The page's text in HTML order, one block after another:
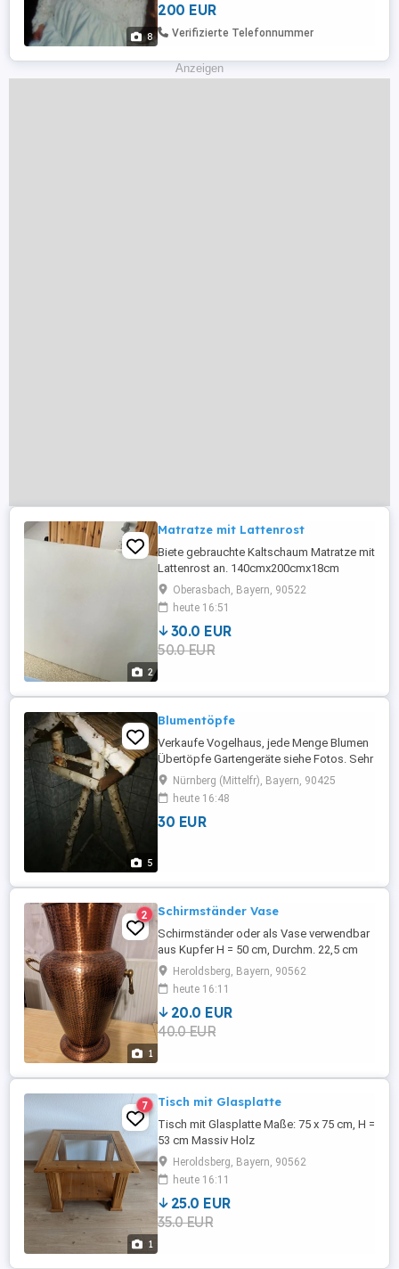
8
zu einem Verkaufsabschluss kommen so
ist natürlich eine Garantie, ...
200 EUR
Verifizierte Telefonnummer
Anzeigen
2
Matratze mit Lattenrost
Biete gebrauchte Kaltschaum Matratze mit
Lattenrost an. 140cmx200cmx18cm
Oberasbach, Bayern, 90522
heute 16:51
30.0 EUR
50.0 EUR
5
Blumentöpfe
Verkaufe Vogelhaus, jede Menge Blumen
Übertöpfe Gartengeräte siehe Fotos. Sehr
gut erhalten alle Gegenstände. Preis ist
Verhandelbar. Bei Interesse bitte per
WhatsApp schreiben. Mit freundlichen
Grüßen.
Nürnberg (Mittelfr), Bayern, 90425
heute 16:48
30 EUR
1
2 Schirmständer Vase
Schirmständer oder als Vase verwendbar
aus Kupfer H = 50 cm, Durchm. 22,5 cm
Heroldsberg, Bayern, 90562
heute 16:11
20.0 EUR
40.0 EUR
1
7 Tisch mit Glasplatte
Tisch mit Glasplatte Maße: 75 x 75 cm, H =
53 cm Massiv Holz
Heroldsberg, Bayern, 90562
heute 16:11
25.0 EUR
35.0 EUR